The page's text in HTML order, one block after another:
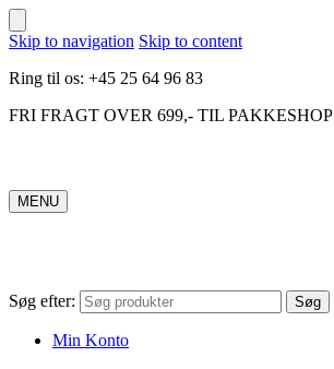
Skip to navigation Skip to content
Ring til os: +45 25 64 96 83
FRI FRAGT OVER 699,- TIL PAKKESHOP
MENU
Søg efter: Søg
Min Konto